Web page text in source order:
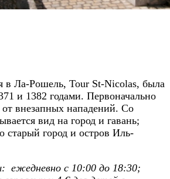
в Ла-Рошель, Tour St-Nicolas, была
и 1382 годами. Первоначально
от внезапных нападений. Со
вид на город и гавань;
старый город и остров Иль-
ежедневно с 10:00 до 18:30;